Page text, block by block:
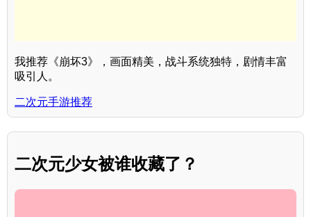
我推荐《崩坏3》，画面精美，战斗系统独特，剧情丰富
吸引人。
二次元手游推荐
二次元少女被谁收藏了？